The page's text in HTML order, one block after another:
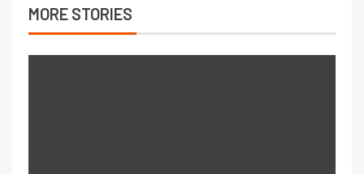
MORE STORIES